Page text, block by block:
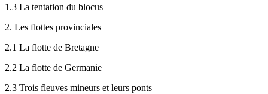
1.3 La tentation du blocus
2. Les flottes provinciales
2.1 La flotte de Bretagne
2.2 La flotte de Germanie
2.3 Trois fleuves mineurs et leurs ponts